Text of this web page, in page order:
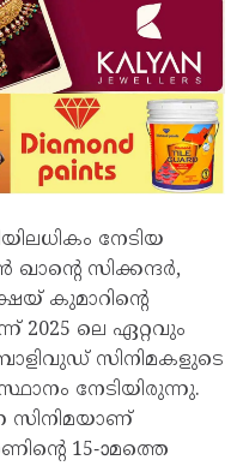
നേടിയ
സിക്കന്ദർ,
കുമാറിന്റെ
2025 ലെ ഏറ്റവും
സിനിമകളുടെ
നേടിയിരുന്നു.
സിനിമയാണ്
15-ാമത്തെ